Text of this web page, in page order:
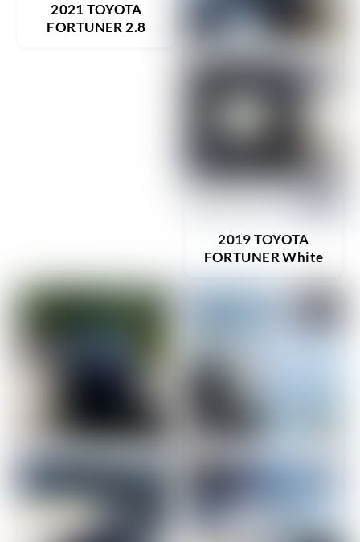
2021 TOYOTA
FORTUNER 2.8
2019 TOYOTA
FORTUNER White